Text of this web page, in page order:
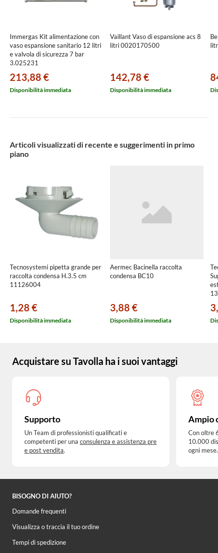
Immergas Kit alimentazione con
vaso espansione sanitario 12 litri
e valvola di sicurezza 7 bar
3.025231
213,88 €
Disponibilità immediata
Vaillant Vaso di espansione acs 8
litri 0020170500
142,78 €
Disponibilità immediata
Articoli visualizzati di recente e suggerimenti in primo
piano
Tecnosystemi pipetta grande per
raccolta condensa H.3.5 cm
11126004
1,28 €
Disponibilità immediata
Aermec Bacinella raccolta
condensa BC10
3,88 €
Disponibilità immediata
Acquistare su Tavolla ha i suoi vantaggi
Supporto
Un Team di professionisti qualificati e
competenti per una consulenza e assistenza pre
e post vendita.
Ampio
Con oltre
10.000
ogni mese.
BISOGNO DI AIUTO?
Domande frequenti
Visualizza o traccia il tuo ordine
Tempi di spedizione